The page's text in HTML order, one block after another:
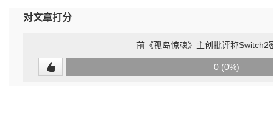
对文章打分
前《孤岛惊魂》主创批评称Switch2
0 (0%)